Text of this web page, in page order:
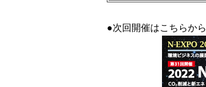
●次回開催はこちらから